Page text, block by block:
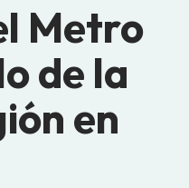
Metro
de la
en